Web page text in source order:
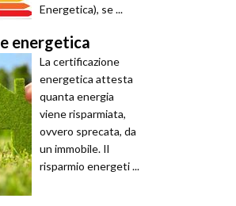
Energetica), se ...
energetica
La certificazione
energetica attesta
quanta energia
viene risparmiata,
ovvero sprecata, da
un immobile. Il
risparmio energeti ...